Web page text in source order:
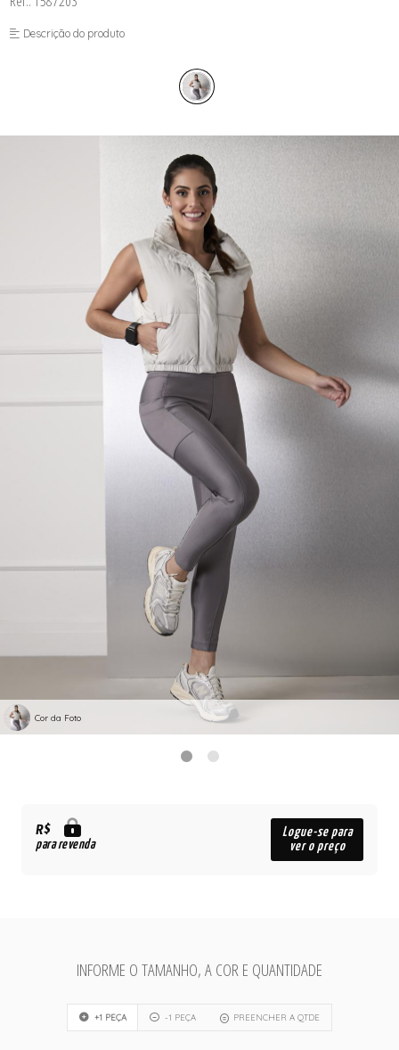
FUSEA-AGOSTO I-
LONGO-AGOSTO I-
MACAC-AGOSTO I-
Descrição do produto
Cor da Foto
R$
para revenda
Logue-se para
ver o preço
INFORME O TAMANHO, A COR E QUANTIDADE
+1 PEÇA -1 PEÇA PREENCHER A QTDE